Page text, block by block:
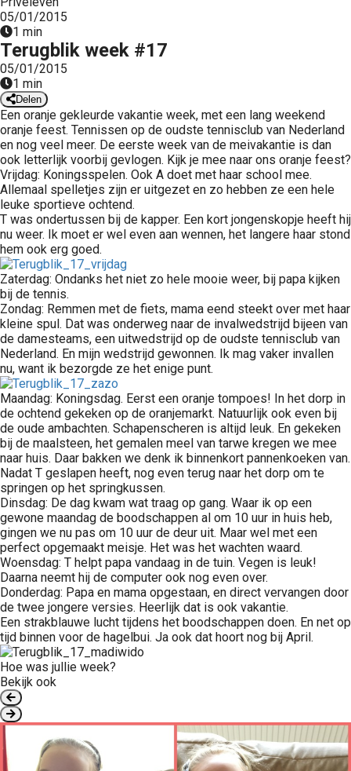
05/01/2015
1 min
Terugblik week #17
05/01/2015
1 min
Delen
Een oranje gekleurde vakantie week, met een lang weekend
oranje feest. Tennissen op de oudste tennisclub van Nederland
en nog veel meer. De eerste week van de meivakantie is dan
ook letterlijk voorbij gevlogen. Kijk je mee naar ons oranje feest?
Vrijdag: Koningsspelen. Ook A doet met haar school mee.
Allemaal spelletjes zijn er uitgezet en zo hebben ze een hele
leuke sportieve ochtend.
T was ondertussen bij de kapper. Een kort jongenskopje heeft hij
nu weer. Ik moet er wel even aan wennen, het langere haar stond
hem ook erg goed.
Zaterdag: Ondanks het niet zo hele mooie weer, bij papa kijken
bij de tennis.
Zondag: Remmen met de fiets, mama eend steekt over met haar
kleine spul. Dat was onderweg naar de invalwedstrijd bijeen van
de damesteams, een uitwedstrijd op de oudste tennisclub van
Nederland. En mijn wedstrijd gewonnen. Ik mag vaker invallen
nu, want ik bezorgde ze het enige punt.
Maandag: Koningsdag. Eerst een oranje tompoes! In het dorp in
de ochtend gekeken op de oranjemarkt. Natuurlijk ook even bij
de oude ambachten. Schapenscheren is altijd leuk. En gekeken
bij de maalsteen, het gemalen meel van tarwe kregen we mee
naar huis. Daar bakken we denk ik binnenkort pannenkoeken van.
Nadat T geslapen heeft, nog even terug naar het dorp om te
springen op het springkussen.
Dinsdag: De dag kwam wat traag op gang. Waar ik op een
gewone maandag de boodschappen al om 10 uur in huis heb,
gingen we nu pas om 10 uur de deur uit. Maar wel met een
perfect opgemaakt meisje. Het was het wachten waard.
Woensdag: T helpt papa vandaag in de tuin. Vegen is leuk!
Daarna neemt hij de computer ook nog even over.
Donderdag: Papa en mama opgestaan, en direct vervangen door
de twee jongere versies. Heerlijk dat is ook vakantie.
Een strakblauwe lucht tijdens het boodschappen doen. En net op
tijd binnen voor de hagelbui. Ja ook dat hoort nog bij April.
Hoe was jullie week?
Bekijk ook
de
Hierdoor
website-
van